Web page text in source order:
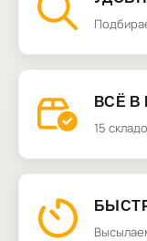
ВСЁ В
15